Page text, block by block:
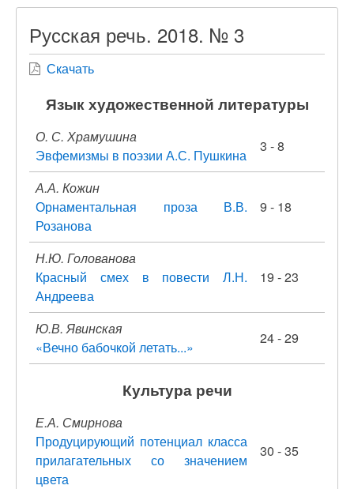
Русская речь. 2018. № 3
Скачать
Язык художественной литературы
О. С. Храмушина
Эвфемизмы в поэзии А.С. Пушкина
3 - 8
А.А. Кожин
Орнаментальная проза В.В.
Розанова
9 - 18
Н.Ю. Голованова
Красный смех в повести Л.Н.
Андреева
19 - 23
Ю.В. Явинская
«Вечно бабочкой летать...»
24 - 29
Культура речи
Е.А. Смирнова
Продуцирующий потенциал класса
прилагательных со значением
цвета
30 - 35